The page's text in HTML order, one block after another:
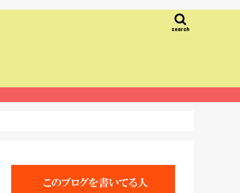
search